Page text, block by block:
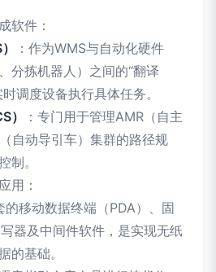
软件：
：作为WMS与自动化硬件
分拣机器人）之间的“翻译
调度设备执行具体任务。
）
：专门用于管理AMR（自主
自动导引车）集群的路径规
制。
用：
的移动数据终端（PDA）、固
器及中间件软件，是实现无纸
的基础。